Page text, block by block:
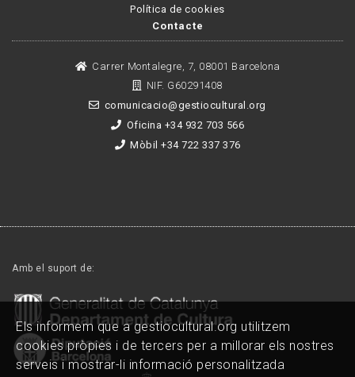
Política de cookies
Contacte
Carrer Montalegre, 7, 08001 Barcelona
NIF. G60291408
comunicacio@gestiocultural.org
Oficina +34 932 703 566
Mòbil +34 722 337 376
Amb el suport de:
Els informem que a gestiocultural.org utilitzem
cookies pròpies i de tercers per a millorar els nostres
serveis i mostrar-li informació personalitzada